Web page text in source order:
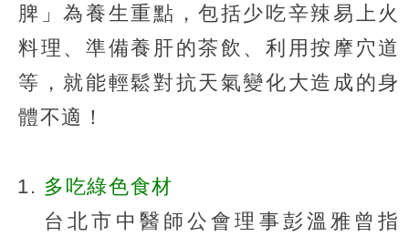
脾」為養生重點，包括少吃辛辣易上火
料理、準備養肝的茶飲、利用按摩穴道
等，就能輕鬆對抗天氣變化大造成的身
體不適！
多吃綠色食材
台北市中醫師公會理事彭溫雅曾指